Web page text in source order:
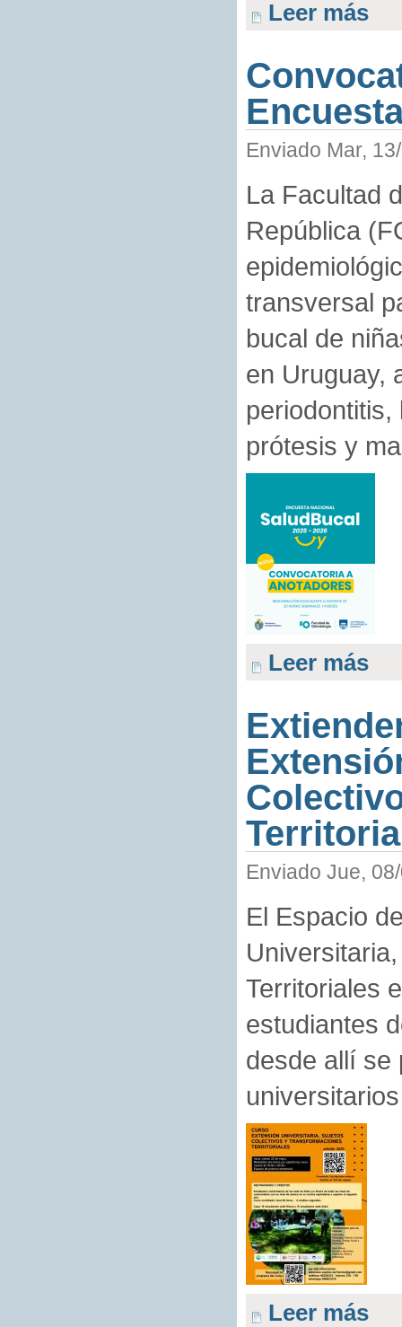
Leer más
Enviado Mar,
La Facultad
República
transversal
bucal de
en Uruguay,
prótesis y
Leer más
Enviado Jue,
El Espacio
Territoriales
estudiantes
desde allí se
Leer más